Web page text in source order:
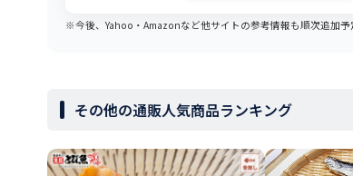
※今後、Yahoo・Amazonなど他サイトの参考情報も順次追加予
その他の通販人気商品ランキング